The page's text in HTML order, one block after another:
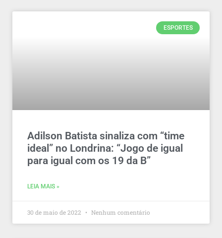
ESPORTES
Adilson Batista sinaliza com “time
ideal” no Londrina: “Jogo de igual
para igual com os 19 da B”
LEIA MAIS »
30 de maio de 2022 Nenhum comentário